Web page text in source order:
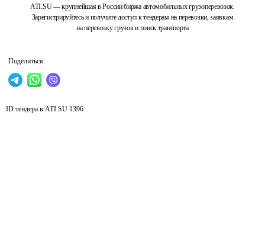
ATI.SU — крупнейшая в России биржа автомобильных грузоперевозок.
Зарегистрируйтесь и получите доступ к тендерам на перевозки, заявкам
на перевозку грузов и поиск транспорта
Поделиться
ID тендера в ATI.SU 1396